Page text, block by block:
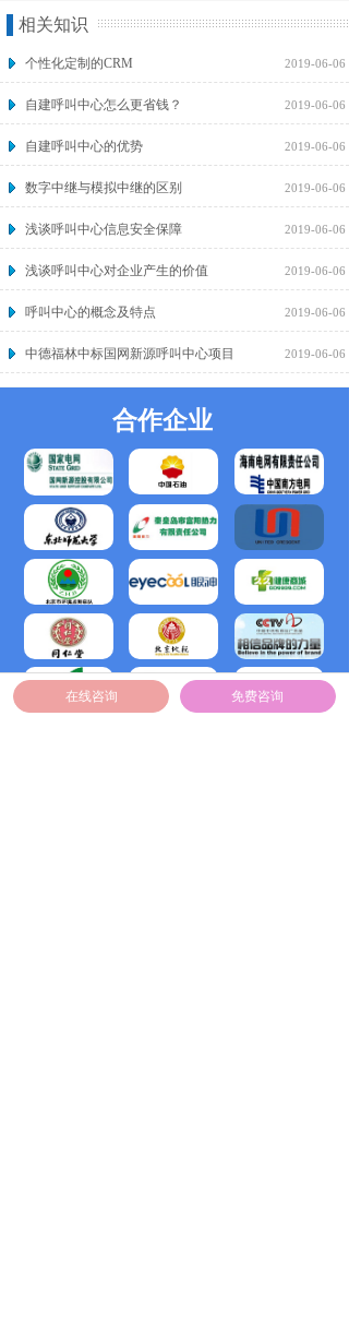
相关知识
个性化定制的CRM 2019-06-06
自建呼叫中心怎么更省钱？ 2019-06-06
自建呼叫中心的优势 2019-06-06
数字中继与模拟中继的区别 2019-06-06
浅谈呼叫中心信息安全保障 2019-06-06
浅谈呼叫中心对企业产生的价值 2019-06-06
呼叫中心的概念及特点 2019-06-06
中德福林中标国网新源呼叫中心项目 2019-06-06
合作企业
在线咨询 免费咨询